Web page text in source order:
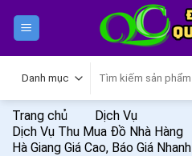
kiếm:
Trang chủ
Dịch Vụ
Dịch Vụ Thu Mua Đồ Nhà Hàng
Hà Giang Giá Cao, Báo Giá Nhanh